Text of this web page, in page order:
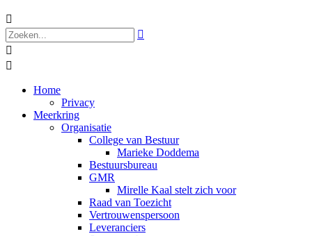




Home
Privacy
Meerkring
Organisatie
College van Bestuur
Marieke Doddema
Bestuursbureau
GMR
Mirelle Kaal stelt zich voor
Raad van Toezicht
Vertrouwenspersoon
Leveranciers